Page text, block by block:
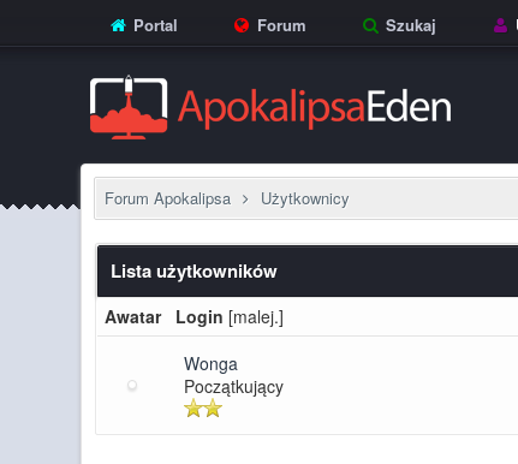
Portal Forum Szukaj
Forum Apokalipsa Użytkownicy
Lista użytkowników
Awatar Login [malej.]
Wonga
Początkujący